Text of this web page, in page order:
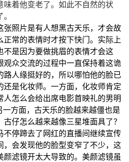
味着他变老了。如此不自然的状
张照片是有人想黑古天乐，才会故
正常的表情时才按下快门。实际上
不是因为要做挑眉的表情才会这
观众交流的过程中一直保持着这诡
路人缘挺好的，所以哪怕他的脸已
还是化妆师。一方面，化妆师肯定
人怎么会给出席电影首映礼的男明
方面，古天乐的脸越来越僵也是
仔怎么越来越像三星堆面具了？
不停蹄去了网红的直播间继续宣传
，会发现他的脸型变窄了不少，这
颜滤镜开太大导致的。美颜滤镜虽